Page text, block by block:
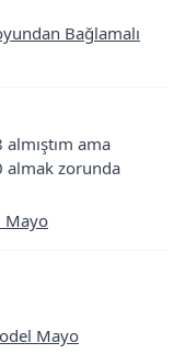
Bağlamalı
ama
almak zorunda
Mayo
Mayo